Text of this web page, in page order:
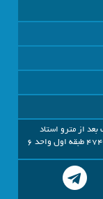
از مترو استاد